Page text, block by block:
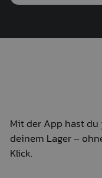
Mit der App hast du
deinem Lager –
Klick.